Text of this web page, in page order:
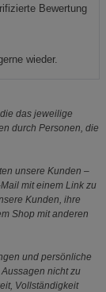
wieder.
Bewertung
das jeweilige
durch Personen, die
unsere Kunden –
mit einem Link zu
Kunden, ihre
Shop mit anderen
und persönliche
nicht zu
Vollständigkeit